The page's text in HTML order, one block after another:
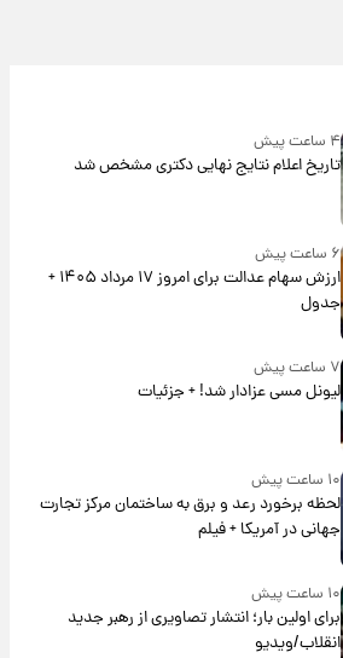
۴ ساعت پیش
تاریخ اعلام نتایج نهایی دکتری مشخص شد
۶ ساعت پیش
ارزش سهام عدالت برای امروز ۱۷ مرداد ۱۴۰۵ +
جدول
۷ ساعت پیش
لیونل مسی عزادار شد! + جزئیات
۱۰ ساعت پیش
لحظه برخورد رعد و برق به ساختمان مرکز تجارت
جهانی در آمریکا + فیلم
۱۰ ساعت پیش
برای اولین بار؛ انتشار تصاویری از رهبر جدید
انقلاب/ویدیو